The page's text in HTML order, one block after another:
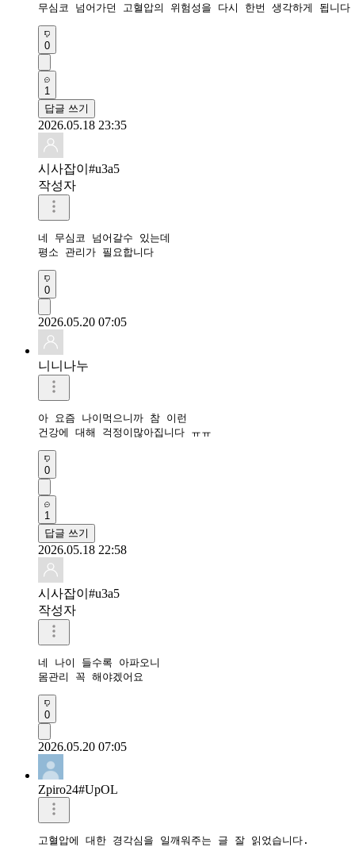
무심코 넘어가던 고혈압의 위험성을 다시 한번 생각하게 됩니다
0
1
답글 쓰기
2026.05.18 23:35
시사잡이#u3a5
작성자
네 무심코 넘어갈수 있는데
평소 관리가 필요합니다
0
2026.05.20 07:05
니니나누
아 요즘 나이먹으니까 참 이런
건강에 대해 걱정이많아집니다 ㅠㅠ
0
1
답글 쓰기
2026.05.18 22:58
시사잡이#u3a5
작성자
네 나이 들수록 아파오니
몸관리 꼭 해야겠어요
0
2026.05.20 07:05
Zpiro24#UpOL
고혈압에 대한 경각심을 일깨워주는 글 잘 읽었습니다.